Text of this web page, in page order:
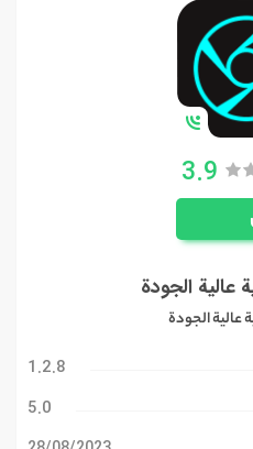
3.9
عالية الجودة
عالية الجودة
1.2.8
5.0